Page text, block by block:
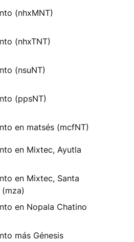
(nhxMNT)
(nhxTNT)
(nsuNT)
(ppsNT)
en matsés (mcfNT)
en Mixtec, Ayutla
en Mixtec, Santa
en Nopala Chatino
más Génesis